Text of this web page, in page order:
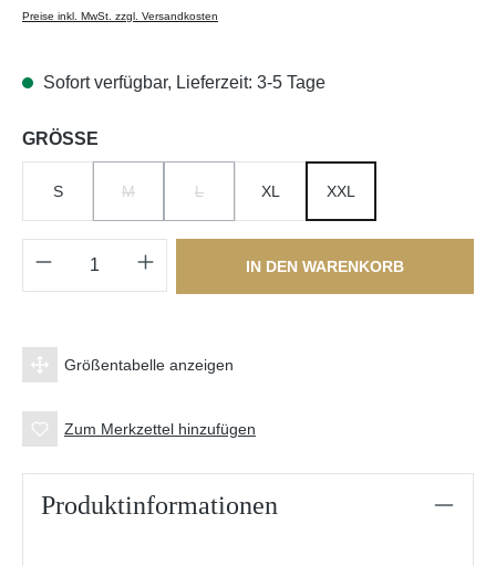
Preise inkl. MwSt. zzgl. Versandkosten
Sofort verfügbar, Lieferzeit: 3-5 Tage
GRÖSSE
S M L XL XXL
Produkt Anzahl: Gib den gewünschten
IN DEN WARENKORB
Größentabelle anzeigen
Zum Merkzettel hinzufügen
Produktinformationen